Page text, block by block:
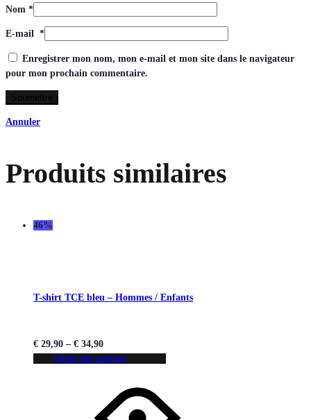
Nom *
E-mail *
Enregistrer mon nom, mon e-mail et mon site dans le navigateur
pour mon prochain commentaire.
Annuler
Produits similaires
46%
T-shirt TCE bleu – Hommes / Enfants
€ 29,90 – € 34,90
Choix des options